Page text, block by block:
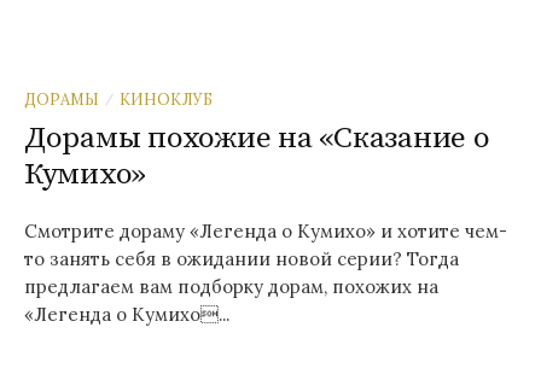
ДОРАМЫ / КИНОКЛУБ
Дорамы похожие на «Сказание о
Кумихо»
Смотрите дораму «Легенда о Кумихо» и хотите чем-
то занять себя в ожидании новой серии? Тогда
предлагаем вам подборку дорам, похожих на
«Легенда о Кумихо...